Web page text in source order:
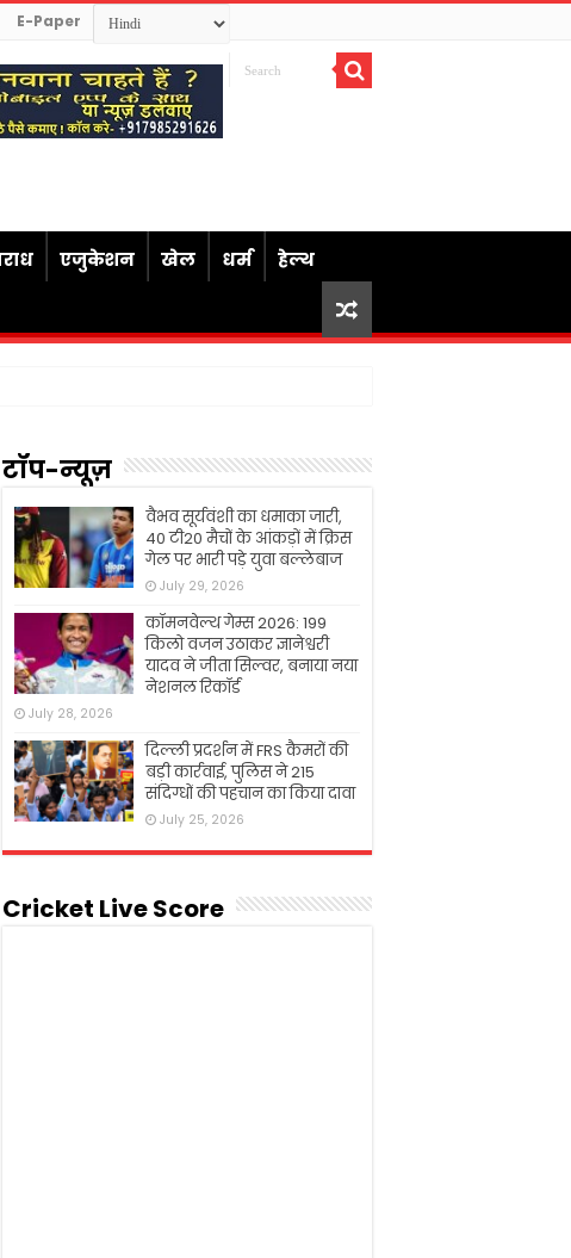
E-Paper
एजुकेशन खेल धर्म हेल्थ
टॉप-न्यूज़
वैभव सूर्यवंशी का धमाका जारी,
40 टी20 मैचों के आंकड़ों में क्रिस
गेल पर भारी पड़े युवा बल्लेबाज
July 29, 2026
कॉमनवेल्थ गेम्स 2026: 199
किलो वजन उठाकर ज्ञानेश्वरी
यादव ने जीता सिल्वर, बनाया नया
नेशनल रिकॉर्ड
July 28, 2026
दिल्ली प्रदर्शन में FRS कैमरों की
बड़ी कार्रवाई, पुलिस ने 215
संदिग्धों की पहचान का किया दावा
July 25, 2026
Cricket Live Score